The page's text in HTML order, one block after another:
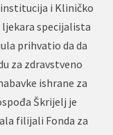
i Kliničko
specijalista
prihvatio da da
za zdravstveno
ishrane za
Škrijelj je
filijali Fonda za